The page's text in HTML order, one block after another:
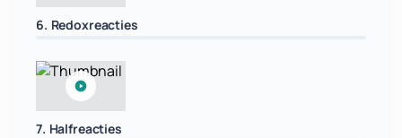
6. Redoxreacties
7. Halfreacties